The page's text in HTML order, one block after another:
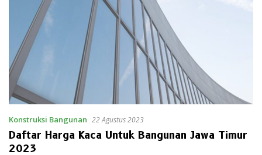
Konstruksi Bangunan 22 Agustus 2023
Daftar Harga Kaca Untuk Bangunan Jawa Timur
2023